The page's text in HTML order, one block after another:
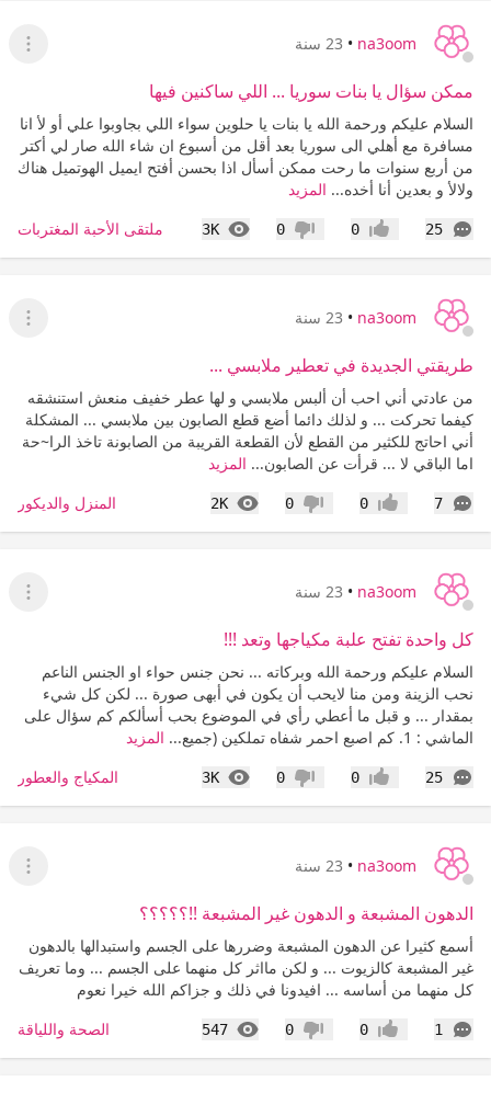
na3oom
• 23 سنة
عرض
ممكن سؤال يا بنات سوريا ... اللي ساكنين فيها
السلام عليكم ورحمة الله يا بنات يا حلوين سواء اللي بجاوبوا علي أو لأ انا
مسافرة مع أهلي الى سوريا بعد أقل من أسبوع ان شاء الله صار لي أكتر
من أربع سنوات ما رحت ممكن أسأل اذا بحسن أفتح ايميل الهوتميل هناك
ولالأ و بعدين أنا أخده... المزيد
25
التعليقات إعجاب0 عدم إعجاب
0
3K
المشاهدات ملتقى الأحبة المغتربات
na3oom
• 23 سنة
عرض
طريقتي الجديدة في تعطير ملابسي ...
من عادتي أني احب أن ألبس ملابسي و لها عطر خفيف منعش استنشقه
كيفما تحركت ... و لذلك دائما أضع قطع الصابون بين ملابسي ... المشكلة
أني احاتج للكثير من القطع لأن القطعة القريبة من الصابونة تاخذ الرا~حة
اما الباقي لا ... قرأت عن الصابون... المزيد
7
التعليقات إعجاب0 عدم إعجاب
0
2K
المشاهدات المنزل والديكور
na3oom
• 23 سنة
عرض
كل واحدة تفتح علبة مكياجها وتعد !!!
السلام عليكم ورحمة الله وبركاته ... نحن جنس حواء او الجنس الناعم
نحب الزينة ومن منا لايحب أن يكون في أبهى صورة ... لكن كل شيء
بمقدار ... و قبل ما أعطي رأي في الموضوع بحب أسألكم كم سؤال على
الماشي : 1. كم اصبع احمر شفاه تملكين (جميع...
المزيد
25
التعليقات إعجاب0 عدم إعجاب
0
3K
المشاهدات المكياج والعطور
na3oom
• 23 سنة
عرض
الدهون المشبعة و الدهون غير المشبعة !!؟؟؟؟؟
أسمع كثيرا عن الدهون المشبعة وضررها على الجسم واستبدالها بالدهون
غير المشبعة كالزيوت ... و لكن مااثر كل منهما على الجسم ... وما تعريف
كل منهما من أساسه ... افيدونا في ذلك و جزاكم الله خيرا نعوم
1
التعليقات إعجاب0 عدم إعجاب
0
547
المشاهدات الصحة واللياقة